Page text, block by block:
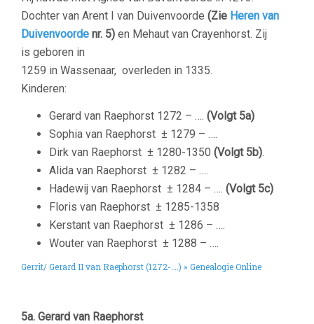
Dochter van Arent I van Duivenvoorde (Zie Heren van
Duivenvoorde nr. 5) en Mehaut van Crayenhorst. Zij
is geboren in
1259 in Wassenaar, overleden in 1335.
Kinderen:
Gerard van Raephorst 1272 – …. (Volgt 5a)
Sophia van Raephorst ± 1279 – ….
Dirk van Raephorst ± 1280-1350 (Volgt 5b).
Alida van Raephorst ± 1282 – ….
Hadewij van Raephorst ± 1284 – …. (Volgt 5c)
Floris van Raephorst ± 1285-1358
Kerstant van Raephorst ± 1286 – ….
Wouter van Raephorst ± 1288 – ….
Gerrit/ Gerard II van Raephorst (1272-….) » Genealogie Online
5a. Gerard van Raephorst